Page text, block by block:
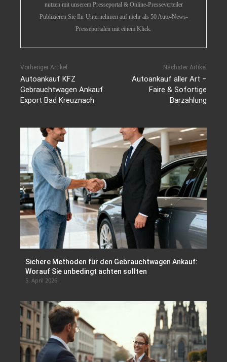
nutzen mit unserem Presseportal & Online-Presseverteiler
Publizieren Sie Ihr Unternehmen auf mehr als 50 Auto-News-
Presseportalen mit einem Klick.
Vorheriger Artikel
Autoankauf KFZ
Gebrauchtwagen Ankauf
Export Bad Kreuznach
Nächster Artikel
Autoankauf aller Art –
Faire & Sofortige
Barzahlung‎
Sichere Methoden für den Gebrauchtwagen Ankauf:
Worauf Sie unbedingt achten sollten
5. April 2026